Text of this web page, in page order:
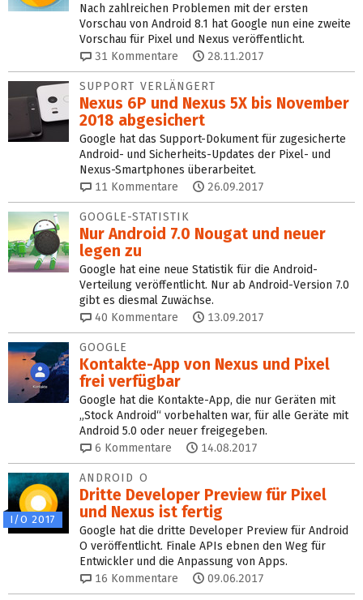
Nach zahlreichen Problemen mit der ersten
Vorschau von Android 8.1 hat Google nun eine zweite
Vorschau für Pixel und Nexus veröffentlicht.
31 Kommentare 28.11.2017
SUPPORT VERLÄNGERT
Nexus 6P und Nexus 5X bis November
2018 abgesichert
Google hat das Support-Dokument für zugesicherte
Android- und Sicherheits-Updates der Pixel- und
Nexus-Smartphones überarbeitet.
11 Kommentare 26.09.2017
GOOGLE-STATISTIK
Nur Android 7.0 Nougat und neuer
legen zu
Google hat eine neue Statistik für die Android-
Verteilung veröffentlicht. Nur ab Android-Version 7.0
gibt es diesmal Zuwächse.
40 Kommentare 13.09.2017
GOOGLE
Kontakte-App von Nexus und Pixel
frei verfügbar
Google hat die Kontakte-App, die nur Geräten mit
„Stock Android“ vorbehalten war, für alle Geräte mit
Android 5.0 oder neuer freigegeben.
6 Kommentare 14.08.2017
I/O 2017
ANDROID O
Dritte Developer Preview für Pixel
und Nexus ist fertig
Google hat die dritte Developer Preview für Android
O veröffentlicht. Finale APIs ebnen den Weg für
Entwickler und die Anpassung von Apps.
16 Kommentare 09.06.2017